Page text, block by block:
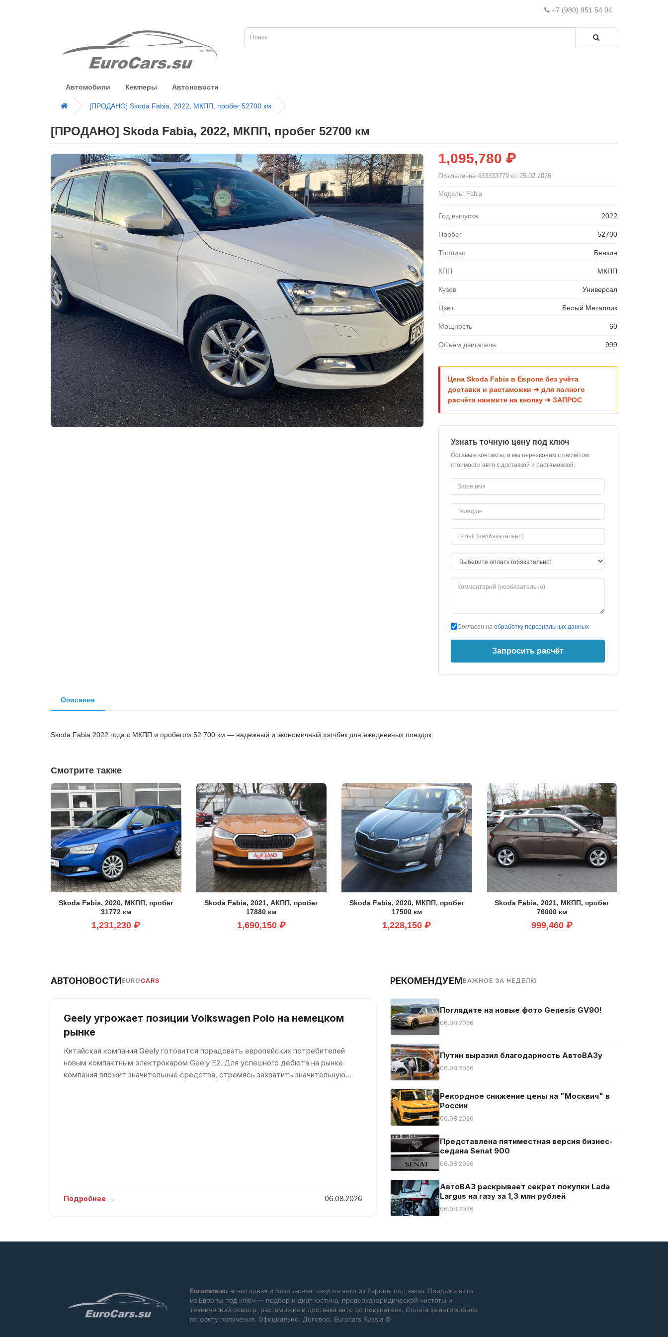
+7 (980) 951 54 04
Автомобили Кемперы Автоновости
[ПРОДАНО] Skoda Fabia, 2022, МКПП, пробег 52700 км
[ПРОДАНО] Skoda Fabia, 2022, МКПП, пробег 52700 км
1,095,780 ₽
Объявление 433333779 от 25.02.2026
Модель: Fabia
Год выпуска 2022
Пробег 52700
Топливо Бензин
КПП МКПП
Кузов Универсал
Цвет Белый Металлик
Мощность 60
Объём двигателя 999
Цена Skoda Fabia в Европе без учёта
доставки и растаможки ➜ для полного
расчёта нажмите на кнопку ➜ ЗАПРОС
Узнать точную цену под ключ
Оставьте контакты, и мы перезвоним с расчётом
стоимости авто с доставкой и растаможкой.
Согласен на обработку персональных данных
Запросить расчёт
Описание
Skoda Fabia 2022 года с МКПП и пробегом 52 700 км — надежный и экономичный хэтчбек для ежедневных поездок.
Смотрите также
Skoda Fabia, 2020, МКПП, пробег
31772 км
1,231,230 ₽
Skoda Fabia, 2021, АКПП, пробег
17880 км
1,690,150 ₽
Skoda Fabia, 2020, МКПП, пробег
17500 км
1,228,150 ₽
Skoda Fabia, 2021, МКПП, пробег
76000 км
999,460 ₽
АВТОНОВОСТИEURO CARS
Geely угрожает позиции Volkswagen Polo на немецком
рынке
Китайская компания Geely готовится порадовать европейских потребителей
новым компактным электрокаром Geely E2. Для успешного дебюта на рынке
компания вложит значительные средства, стремясь захватить значительную
Подробнее → 06.08.2026
РЕКОМЕНДУЕМВАЖНОЕ ЗА НЕДЕЛЮ
Поглядите на новые фото Genesis GV90!
06.08.2026
Путин выразил благодарность АвтоВАЗу
06.08.2026
Рекордное снижение цены на "Москвич" в
России
06.08.2026
Представлена пятиместная версия бизнес-
седана Senat 900
06.08.2026
АвтоВАЗ раскрывает секрет покупки Lada
Largus на газу за 1,3 млн рублей
06.08.2026
Eurocars.su ➜ выгодная и безопасная покупка авто из Европы под заказ. Продажа авто
из Европы под ключ — подбор и диагностика, проверка юридической чистоты и
технический осмотр, растаможка и доставка авто до покупателя. Оплата за автомобиль
по факту получения. Официально. Договор. Eurocars Russia ©